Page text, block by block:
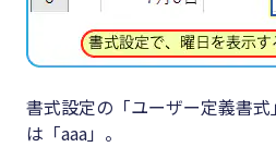
書式設定の「ユーザー定義書
は「aaa」。